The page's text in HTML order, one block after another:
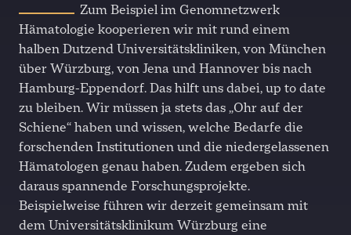
Zum Beispiel im Genomnetzwerk
Hämatologie kooperieren wir mit rund einem
halben Dutzend Universitätskliniken, von München
über Würzburg, von Jena und Hannover bis nach
Hamburg-Eppendorf. Das hilft uns dabei, up to date
zu bleiben. Wir müssen ja stets das „Ohr auf der
Schiene“ haben und wissen, welche Bedarfe die
forschenden Institutionen und die niedergelassenen
Hämatologen genau haben. Zudem ergeben sich
daraus spannende Forschungsprojekte.
Beispielweise führen wir derzeit gemeinsam mit
dem Universitätsklinikum Würzburg eine